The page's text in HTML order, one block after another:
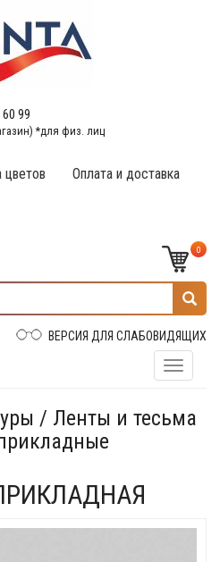
99
*для физ. лиц
Оплата и доставка
цветов
0
ВЕРСИЯ ДЛЯ СЛАБОВИДЯЩИХ
/ Ленты и тесьма